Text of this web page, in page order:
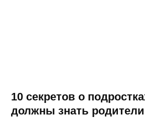
10 секретов о
должны знать родители